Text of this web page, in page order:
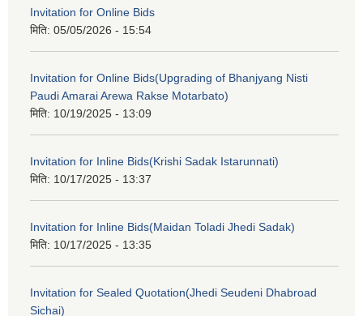
Invitation for Online Bids
मिति: 05/05/2026 - 15:54
Invitation for Online Bids(Upgrading of Bhanjyang Nisti
Paudi Amarai Arewa Rakse Motarbato)
मिति: 10/19/2025 - 13:09
Invitation for Inline Bids(Krishi Sadak Istarunnati)
मिति: 10/17/2025 - 13:37
Invitation for Inline Bids(Maidan Toladi Jhedi Sadak)
मिति: 10/17/2025 - 13:35
Invitation for Sealed Quotation(Jhedi Seudeni Dhabroad
Sichai)